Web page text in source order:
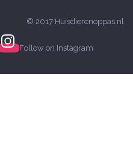
© 2017 Huisdierenoppas.nl
Follow on Instagram